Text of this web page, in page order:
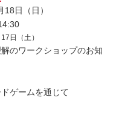
日（日）
日（土）
のワークショップのお知
ゲームを通じて